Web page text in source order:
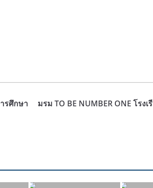
รศึกษา
มรม TO BE NUMBER ONE โร